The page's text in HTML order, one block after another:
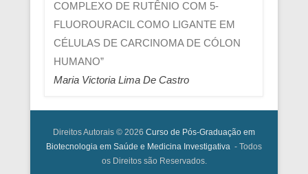
COMPLEXO DE RUTÊNIO COM 5-
FLUOROURACIL COMO LIGANTE EM
CÉLULAS DE CARCINOMA DE CÓLON
HUMANO”
Maria Victoria Lima De Castro
Direitos Autorais © 2026 Curso de Pós-Graduação em
Biotecnologia em Saúde e Medicina Investigativa - Todos
os Direitos são Reservados.